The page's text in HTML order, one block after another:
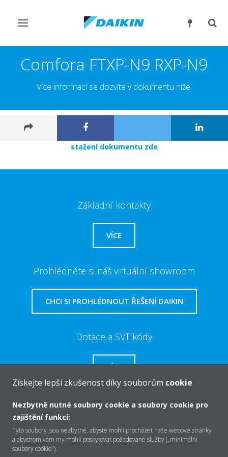
Přepnout
Comfora FTXP-N9 RXP-N9
Více informací se dozvíte v dokumentu níže.
stažení dokumentu zde
Základní kontakty
VÍCE
Prohlédněte si náš virtuální showroom
CHCI SI PROHLÉDNOUT ŘEŠENÍ DAIKIN
Dotace a SVT kódy
VÍCE
O společnosti Daikin
Získejte lepší zkušenost díky souborům cookie
Nezbytně nutné soubory cookie a soubory cookie pro
zajištění funkcí:
Tyto soubory jsou nezbytné, abyste mohli procházet naše webové stránky
a abychom vám my mohli poskytovat požadované služby („minimální
soubory cookie“).